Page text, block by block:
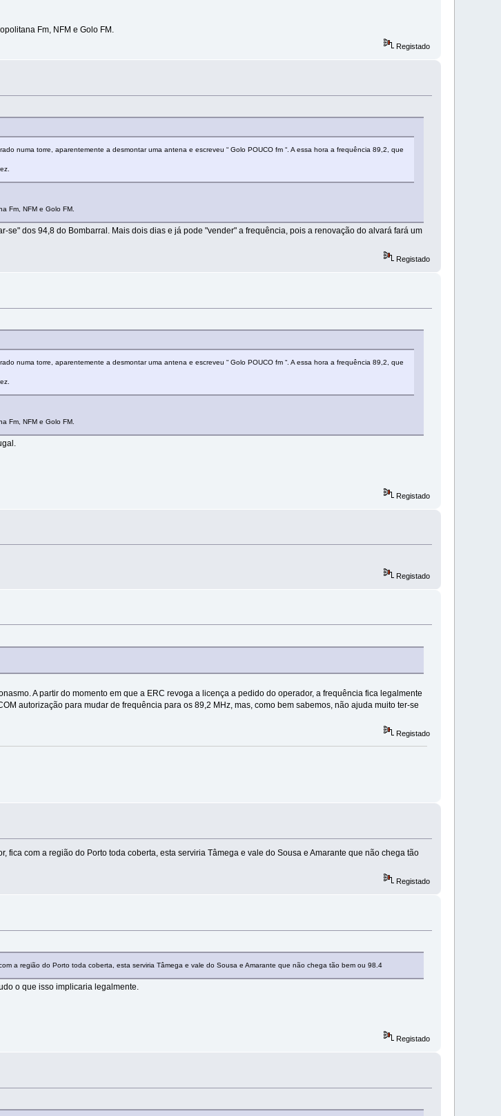
Fm, NFM e Golo FM.
Registado
numa torre, aparentemente a desmontar uma antena e escreveu “ Golo POUCO fm “. A essa hora a frequência 89,2, que
Fm, NFM e Golo FM.
se" dos 94,8 do Bombarral. Mais dois dias e já pode "vender" a frequência, pois a renovação do alvará fará um
Registado
numa torre, aparentemente a desmontar uma antena e escreveu “ Golo POUCO fm “. A essa hora a frequência 89,2, que
Fm, NFM e Golo FM.
Registado
Registado
A partir do momento em que a ERC revoga a licença a pedido do operador, a frequência fica legalmente
autorização para mudar de frequência para os 89,2 MHz, mas, como bem sabemos, não ajuda muito ter-se
Registado
fica com a região do Porto toda coberta, esta serviria Tâmega e vale do Sousa e Amarante que não chega tão
Registado
a região do Porto toda coberta, esta serviria Tâmega e vale do Sousa e Amarante que não chega tão bem ou 98.4
o que isso implicaria legalmente.
Registado